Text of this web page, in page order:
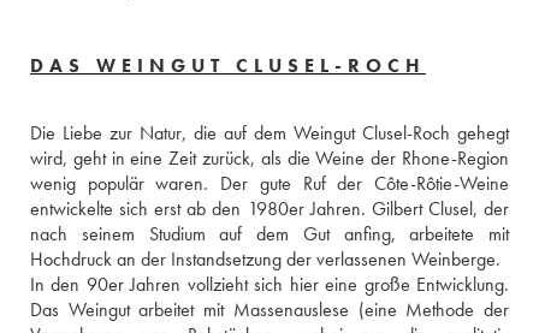
DAS WEINGUT CLUSEL-ROCH
Die Liebe zur Natur, die auf dem Weingut Clusel-Roch gehegt
wird, geht in eine Zeit zurück, als die Weine der Rhone-Region
wenig populär waren. Der gute Ruf der Côte-Rôtie-Weine
entwickelte sich erst ab den 1980er Jahren. Gilbert Clusel, der
nach seinem Studium auf dem Gut anfing, arbeitete mit
Hochdruck an der Instandsetzung der verlassenen Weinberge.
In den 90er Jahren vollzieht sich hier eine große Entwicklung.
Das Weingut arbeitet mit Massenauslese (eine Methode der